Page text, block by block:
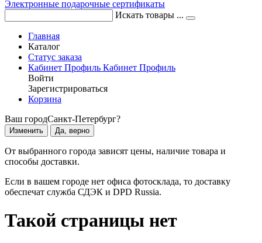
Электронные подарочные сертификаты
Искать товары ...
Главная
Каталог
Статус заказа
Кабинет Профиль Кабинет Профиль
Войти
Зарегистрироваться
Корзина
Ваш городСанкт-Петербург?
Изменить Да, верно
От выбранного города зависят цены, наличие товара и
способы доставки.
Если в вашем городе нет офиса фотосклада, то доставку
обеспечат служба СДЭК и DPD Russia.
Такой страницы нет